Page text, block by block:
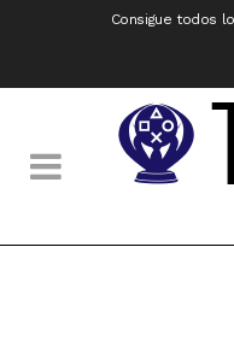
Consigue todos